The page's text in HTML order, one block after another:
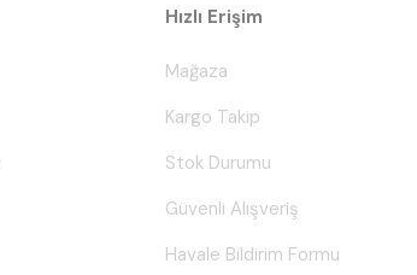
Hızlı Erişim
Mağaza
Kargo Takip
Stok Durumu
Güvenli Alışveriş
Havale Bildirim Formu